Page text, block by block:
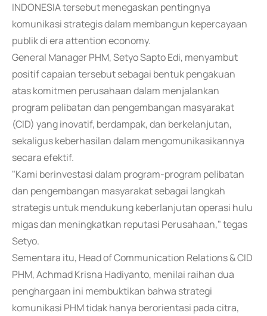
INDONESIA tersebut menegaskan pentingnya
komunikasi strategis dalam membangun kepercayaan
publik di era attention economy.
General Manager PHM, Setyo Sapto Edi, menyambut
positif capaian tersebut sebagai bentuk pengakuan
atas komitmen perusahaan dalam menjalankan
program pelibatan dan pengembangan masyarakat
(CID) yang inovatif, berdampak, dan berkelanjutan,
sekaligus keberhasilan dalam mengomunikasikannya
secara efektif.
"Kami berinvestasi dalam program-program pelibatan
dan pengembangan masyarakat sebagai langkah
strategis untuk mendukung keberlanjutan operasi hulu
migas dan meningkatkan reputasi Perusahaan," tegas
Setyo.
Sementara itu, Head of Communication Relations & CID
PHM, Achmad Krisna Hadiyanto, menilai raihan dua
penghargaan ini membuktikan bahwa strategi
komunikasi PHM tidak hanya berorientasi pada citra,